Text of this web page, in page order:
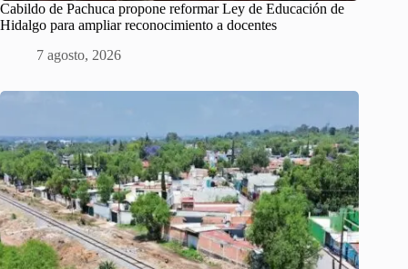
Cabildo de Pachuca propone reformar Ley de Educación de
Hidalgo para ampliar reconocimiento a docentes
7 agosto, 2026